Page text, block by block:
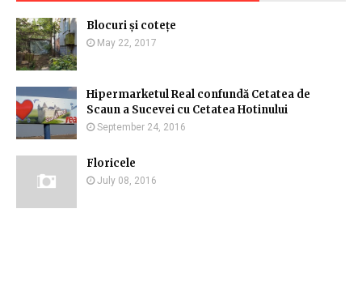
Blocuri și cotețe
May 22, 2017
Hipermarketul Real confundă Cetatea de
Scaun a Sucevei cu Cetatea Hotinului
September 24, 2016
Floricele
July 08, 2016